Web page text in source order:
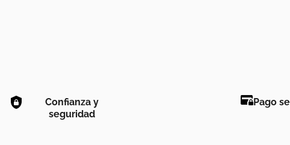
Confianza y
seguridad
Pago